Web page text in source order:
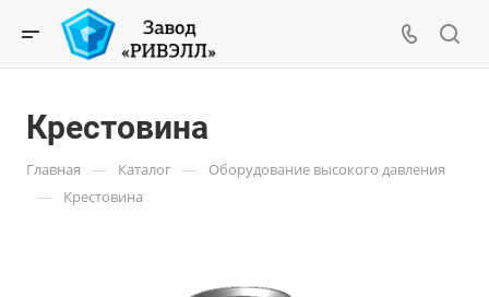
Крестовина
Главная — Каталог — Оборудование высокого давления
— Крестовина